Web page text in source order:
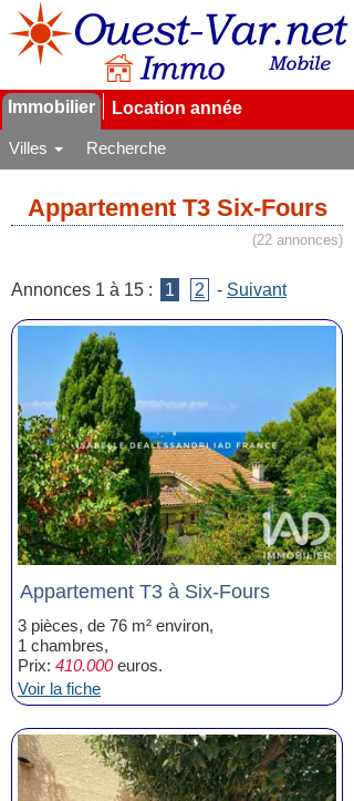
Immobilier Location année
Villes Recherche
Appartement T3 Six-Fours
(22 annonces)
Annonces 1 à 15 : 1 2 - Suivant
Appartement T3 à Six-Fours
3 pièces, de 76 m² environ,
1 chambres,
Prix: 410.000euros.
Voir la fiche